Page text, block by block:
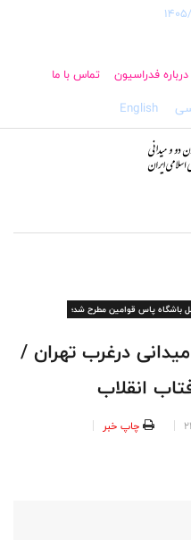
درباره فدراسیون تماس با ما
English
باشگاه پاس قوامین مطرح شد؛
درغرب تهران /
انقلاب
چاپ خبر